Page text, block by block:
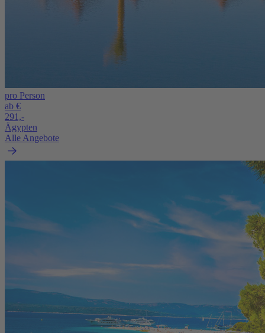
pro Person
ab €
291,-
Ägypten
Alle Angebote